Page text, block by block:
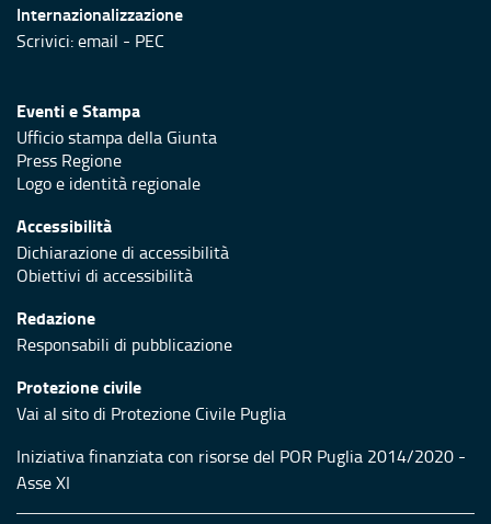
Internazionalizzazione
Scrivici:email - PEC
Eventi e Stampa
Ufficio stampa della Giunta
Press Regione
Logo e identità regionale
Accessibilità
Dichiarazione di accessibilità
Obiettivi di accessibilità
Redazione
Responsabili di pubblicazione
Protezione civile
Vai al sito di Protezione Civile Puglia
Iniziativa finanziata con risorse del POR Puglia 2014/2020 -
Asse XI